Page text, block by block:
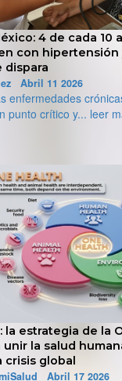
El precio de la
desata alerta
límites del
Alberto Martínez
Una alerta de
con fuerza
la estrategia de la
unir la salud
crisis global
Abril 17 2026